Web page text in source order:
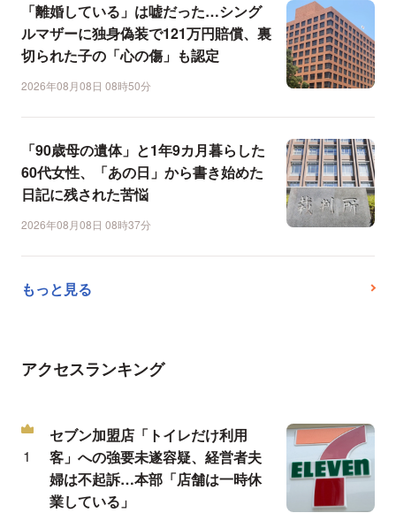
「離婚している」は嘘だった…シング
ルマザーに独身偽装で121万円賠償、裏
切られた子の「心の傷」も認定
2026年08月08日 08時50分
「90歳母の遺体」と1年9カ月暮らした
60代女性、「あの日」から書き始めた
日記に残された苦悩
2026年08月08日 08時37分
もっと見る
アクセスランキング
セブン加盟店「トイレだけ利用
客」への強要未遂容疑、経営者夫
婦は不起訴…本部「店舗は一時休
業している」